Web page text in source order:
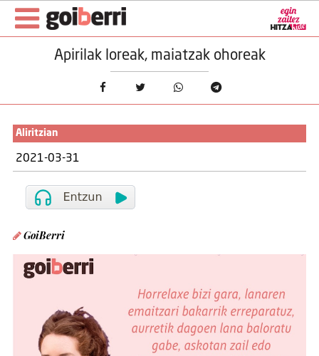
Apirilak loreak, maiatzak ohoreak
Aliritzian
2021-03-31
GoiBerri